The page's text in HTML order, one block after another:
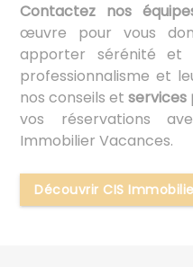
Contactez nos
œuvre pour vous
apporter sérénité et
professionnalisme et
nos conseils et services
vos réservations
Immobilier Vacances.
Découvrir CIS